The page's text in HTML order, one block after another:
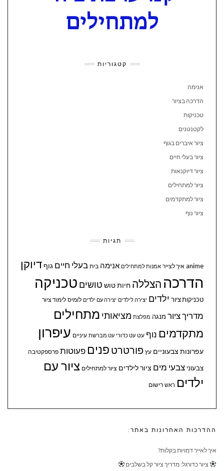
קטגוריות
אנימה
הדרכה בציור
טכניקות
לקטנטנים
ציור איברים בגוף
ציור בעלי חיים
ציור דיוקנאות
ציור למתחילים
ציור למתקדמים
ציור נוף
תגיות
anime איך לצייר אמנות למתחילים אנימה בית בעלי חיים גוףדיוקן
הדרכה הצללה חיותטוש טושים טכניקה
טכניקות ציור ילדים יצירה לילדים יצירה עם ילדים לומיס לימוד ציור
מדריך ציור מנגה מפלצת מציאותי מתחילים
מתקדמים נוף עט עט כדורי עט מברשת עיניים עיפרון
עפרונות צבעוניים עץ פורטרט פנים פעוטות פרספקטיבה
צבעוני צבעי מים ציור לילדים ציור למתחילים ציור עם
ילדים ראש רישום
ההדרכות האחרונות באתר:
איך לאייר דמויות בקלות?
ציור כדורגל: מדריך ציור קל בשלבים